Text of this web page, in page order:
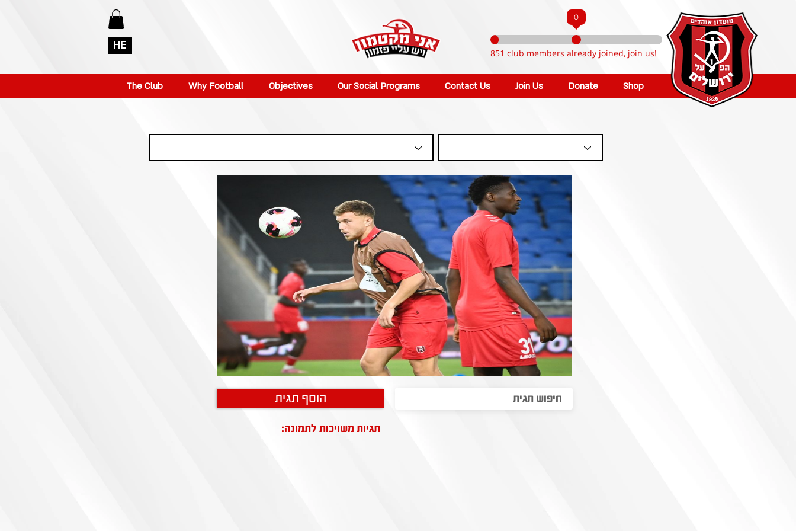
HE
0
851 club members already joined, join us!
The Club Why Football Objectives Our Social Programs Contact Us Join Us Donate Shop
הוסף תגית
תגיות משויכות לתמונה: